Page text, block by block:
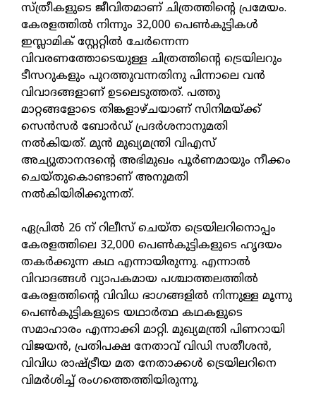
സ്ത്രീകളുടെ ജീവിതമാണ് ചിത്രത്തിന്റെ പ്രമേയം.
കേരളത്തില്‍ നിന്നും 32,000 പെണ്‍കുട്ടികള്‍
ഇസ്ലാമിക് സ്റ്റേറ്റില്‍ ചേര്‍ന്നെന്ന
വിവരണത്തോടെയുള്ള ചിത്രത്തിന്റെ ട്രെയിലറും
ടീസറുകളും പുറത്തുവന്നതിനു പിന്നാലെ വന്‍
വിവാദങ്ങളാണ് ഉടലെടുത്തത്. പത്തു
മാറ്റങ്ങളോടെ തിങ്കളാഴ്ചയാണ് സിനിമയ്ക്ക്
സെന്‍സര്‍ ബോര്‍ഡ് പ്രദര്‍ശനാനുമതി
നല്‍കിയത്. മുന്‍ മുഖ്യമന്ത്രി വിഎസ്
അച്യുതാനന്ദന്റെ അഭിമുഖം പൂര്‍ണമായും നീക്കം
ചെയ്തുകൊണ്ടാണ് അനുമതി
നല്‍കിയിരിക്കുന്നത്.
ഏപ്രില്‍ 26 ന് റിലീസ് ചെയ്ത ട്രെയിലറിനൊപ്പം
കേരളത്തിലെ 32,000 പെണ്‍കുട്ടികളുടെ ഹൃദയം
തകര്‍ക്കുന്ന കഥ എന്നായിരുന്നു. എന്നാല്‍
വിവാദങ്ങള്‍ വ്യാപകമായ പശ്ചാത്തലത്തില്‍
കേരളത്തിന്റെ വിവിധ ഭാഗങ്ങളില്‍ നിന്നുള്ള മൂന്നു
പെണ്‍കുട്ടികളുടെ യഥാര്‍ത്ഥ കഥകളുടെ
സമാഹാരം എന്നാക്കി മാറ്റി. മുഖ്യമന്ത്രി പിണറായി
വിജയന്‍, പ്രതിപക്ഷ നേതാവ് വിഡി സതീശന്‍,
വിവിധ രാഷ്ട്രീയ മത നേതാക്കള്‍ ട്രെയിലറിനെ
വിമര്‍ശിച്ച് രംഗത്തെത്തിയിരുന്നു.